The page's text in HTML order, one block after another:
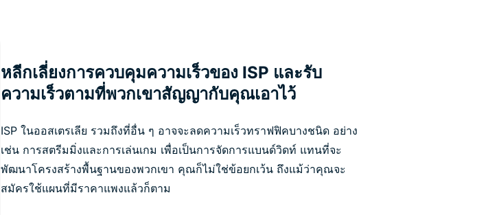
หลีกเลี่ยงการควบคุมความเร็วของ ISP และรับ
ความเร็วตามที่พวกเขาสัญญากับคุณเอาไว้
ISP ในออสเตรเลีย รวมถึงที่อื่น ๆ อาจจะลดความเร็วทราฟฟิคบางชนิด อย่าง
เช่น การสตรีมมิ่งและการเล่นเกม เพื่อเป็นการจัดการแบนด์วิดท์ แทนที่จะ
พัฒนาโครงสร้างพื้นฐานของพวกเขา คุณก็ไม่ใช่ข้อยกเว้น ถึงแม้ว่าคุณจะ
สมัครใช้แผนที่มีราคาแพงแล้วก็ตาม